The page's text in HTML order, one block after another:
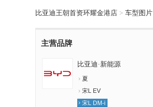
比亚迪王朝首资环耀金港店 > 车型图片
主营品牌
比亚迪·新能源
夏
宋L EV
宋L DM-i